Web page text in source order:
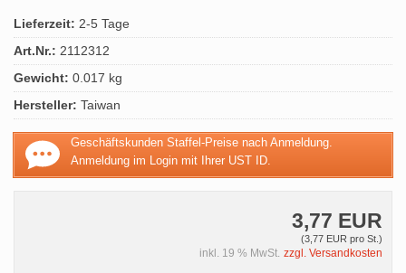
Lieferzeit: 2-5 Tage
Art.Nr.: 2112312
Gewicht: 0.017 kg
Hersteller: Taiwan
Geschäftskunden Staffel-Preise nach Anmeldung.
Anmeldung im Login mit Ihrer UST ID.
3,77 EUR
(3,77 EUR pro St.)
inkl. 19 % MwSt. zzgl. Versandkosten